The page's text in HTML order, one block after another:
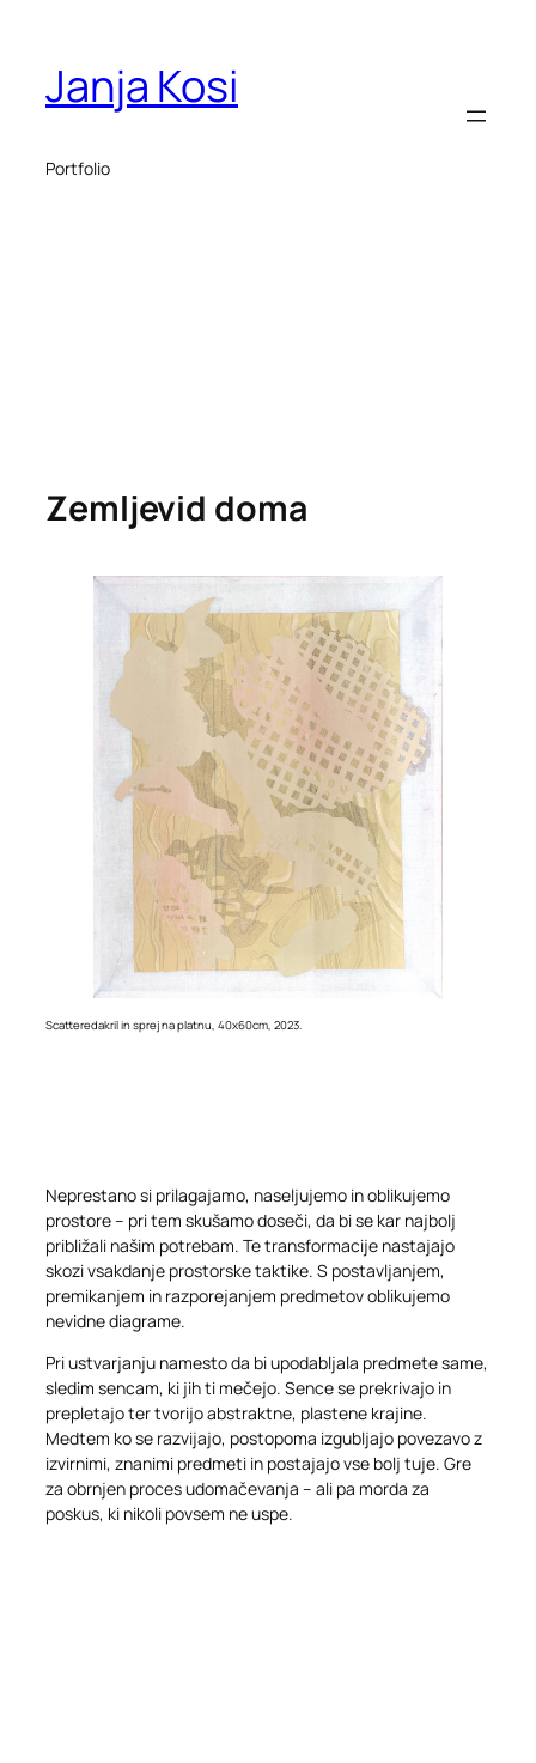
Janja Kosi
Portfolio
Zemljevid doma
Scatteredakril in sprej na platnu, 40x60cm, 2023.
Neprestano si prilagajamo, naseljujemo in oblikujemo
prostore – pri tem skušamo doseči, da bi se kar najbolj
približali našim potrebam. Te transformacije nastajajo
skozi vsakdanje prostorske taktike. S postavljanjem,
premikanjem in razporejanjem predmetov oblikujemo
nevidne diagrame.
Pri ustvarjanju namesto da bi upodabljala predmete same,
sledim sencam, ki jih ti mečejo. Sence se prekrivajo in
prepletajo ter tvorijo abstraktne, plastene krajine.
Medtem ko se razvijajo, postopoma izgubljajo povezavo z
izvirnimi, znanimi predmeti in postajajo vse bolj tuje. Gre
za obrnjen proces udomačevanja – ali pa morda za
poskus, ki nikoli povsem ne uspe.